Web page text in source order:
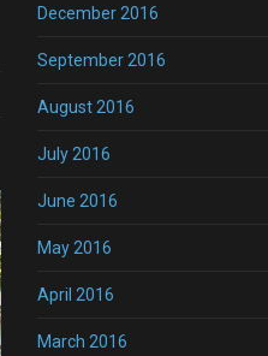
December 2016
September 2016
August 2016
July 2016
June 2016
May 2016
April 2016
March 2016